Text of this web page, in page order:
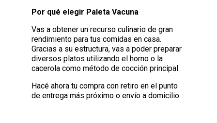
Por qué elegir Paleta Vacuna
Vas a obtener un recurso culinario de gran
rendimiento para tus comidas en casa.
Gracias a su estructura, vas a poder preparar
diversos platos utilizando el horno o la
cacerola como método de cocción principal.
Hacé ahora tu compra con retiro en el punto
de entrega más próximo o envío a domicilio.